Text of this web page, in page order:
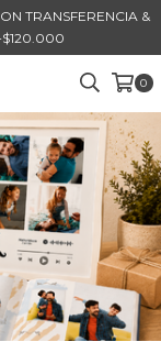
TRANSFERENCIA &
0